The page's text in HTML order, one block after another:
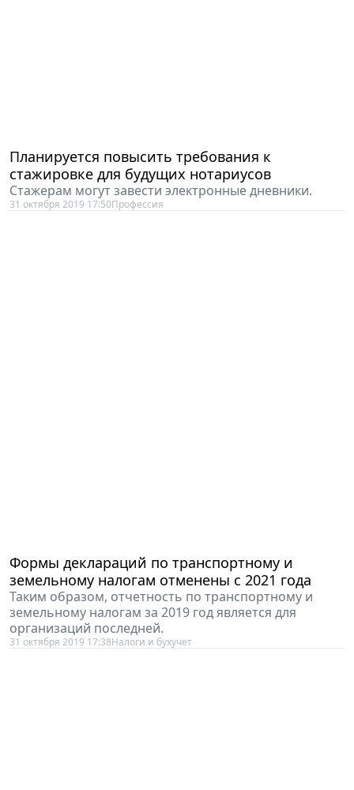
стажировке для будущих нотариусов
Стажерам могут завести электронные дневники.
31 октября 2019 17:50 Профессия
земельному налогам отменены с 2021 года
Таким образом, отчетность по транспортному и
земельному налогам за 2019 год является для
организаций последней.
31 октября 2019 17:38Налоги и бухучет